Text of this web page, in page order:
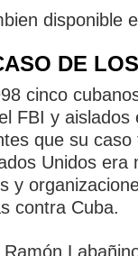
disponible
DE
cinco
FBI y aislados
que su
Unidos era
y
contra Cuba.